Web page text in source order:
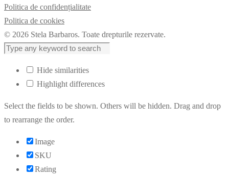
Politica de confidențialitate
Politica de cookies
© 2026 Stela Barbaros. Toate drepturile rezervate.
Hide similarities
Highlight differences
Select the fields to be shown. Others will be hidden. Drag and drop
to rearrange the order.
Image
SKU
Rating